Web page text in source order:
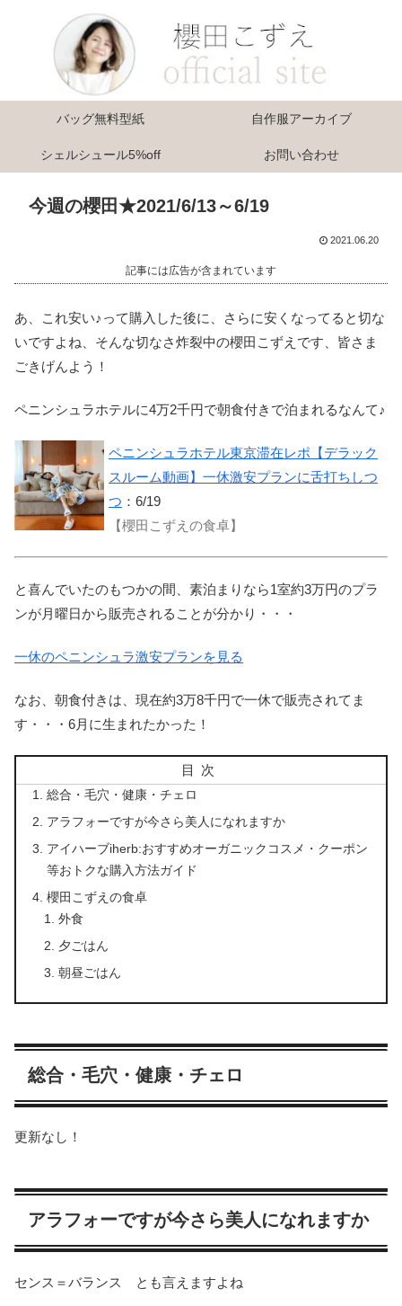
バッグ無料型紙 自作服アーカイブ
シェルシュール5%off お問い合わせ
今週の櫻田★2021/6/13～6/19
2021.06.20
記事には広告が含まれています
あ、これ安い♪って購入した後に、さらに安くなってると切な
いですよね、そんな切なさ炸裂中の櫻田こずえです、皆さま
ごきげんよう！
ペニンシュラホテルに4万2千円で朝食付きで泊まれるなんて♪
ペニンシュラホテル東京滞在レポ【デラック
スルーム動画】一休激安プランに舌打ちしつ
つ ：6/19
【櫻田こずえの食卓】
と喜んでいたのもつかの間、素泊まりなら1室約3万円のプラ
ンが月曜日から販売されることが分かり・・・
一休のペニンシュラ激安プランを見る
なお、朝食付きは、現在約3万8千円で一休で販売されてま
す・・・6月に生まれたかった！
目次
総合・毛穴・健康・チェロ
アラフォーですが今さら美人になれますか
アイハーブiherb:おすすめオーガニックコスメ・クーポン
等おトクな購入方法ガイド
櫻田こずえの食卓
外食
夕ごはん
朝昼ごはん
総合・毛穴・健康・チェロ
更新なし！
アラフォーですが今さら美人になれますか
センス＝バランス とも言えますよね